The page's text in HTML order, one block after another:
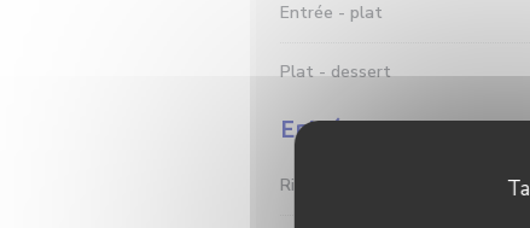
Entrée - plat
Plat - dessert
Entrées
Rilette de saumon et saumon